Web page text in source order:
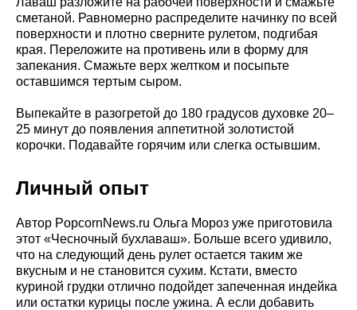
сметаной. Равномерно распределите начинку по всей
поверхности и плотно сверните рулетом, подгибая
края. Переложите на противень или в форму для
запекания. Смажьте верх желтком и посыпьте
оставшимся тертым сыром.
Выпекайте в разогретой до 180 градусов духовке 20–
25 минут до появления аппетитной золотистой
корочки. Подавайте горячим или слегка остывшим.
Личный опыт
Автор PopcornNews.ru Ольга Мороз уже приготовила
этот «Чесночный бухлаваш». Больше всего удивило,
что на следующий день рулет остается таким же
вкусным и не становится сухим. Кстати, вместо
куриной грудки отлично подойдет запеченная индейка
или остатки курицы после ужина. А если добавить